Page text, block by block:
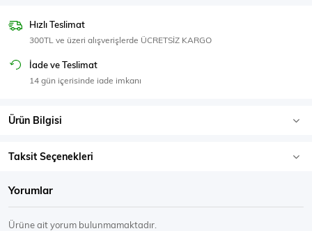
Eşofman Üstü
Hızlı Teslimat
300TL ve üzeri alışverişlerde ÜCRETSİZ KARGO
İade ve Teslimat
14 gün içerisinde iade imkanı
Ürün Bilgisi
Taksit Seçenekleri
Yorumlar
Ürüne ait yorum bulunmamaktadır.